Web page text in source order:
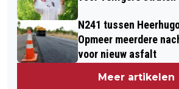
N241 tussen
Opmeer meerdere
voor nieuw asfalt
Meer artikelen